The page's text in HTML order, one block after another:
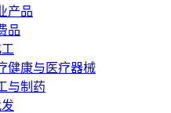
产品
品
健康与医疗器械
与制药